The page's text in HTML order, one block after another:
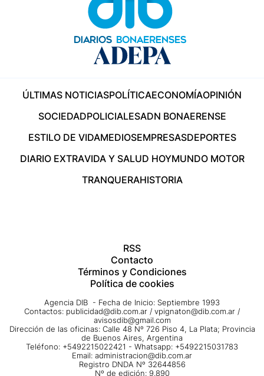
ÚLTIMAS NOTICIASPOLÍTICAECONOMÍAOPINIÓN
SOCIEDADPOLICIALESADN BONAERENSE
ESTILO DE VIDAMEDIOSEMPRESASDEPORTES
DIARIO EXTRAVIDA Y SALUD HOYMUNDO MOTOR
TRANQUERAHISTORIA
RSS
Contacto
Términos y Condiciones
Política de cookies
Agencia DIB - Fecha de Inicio: Septiembre 1993
Contactos: publicidad@dib.com.ar / vpignaton@dib.com.ar /
avisosdib@gmail.com
Dirección de las oficinas: Calle 48 Nº 726 Piso 4, La Plata; Provincia
de Buenos Aires, Argentina
Teléfono: +5492215022421 - Whatsapp: +5492215031783
Email: administracion@dib.com.ar
Registro DNDA Nº 32644856
Nº de edición: 9.890